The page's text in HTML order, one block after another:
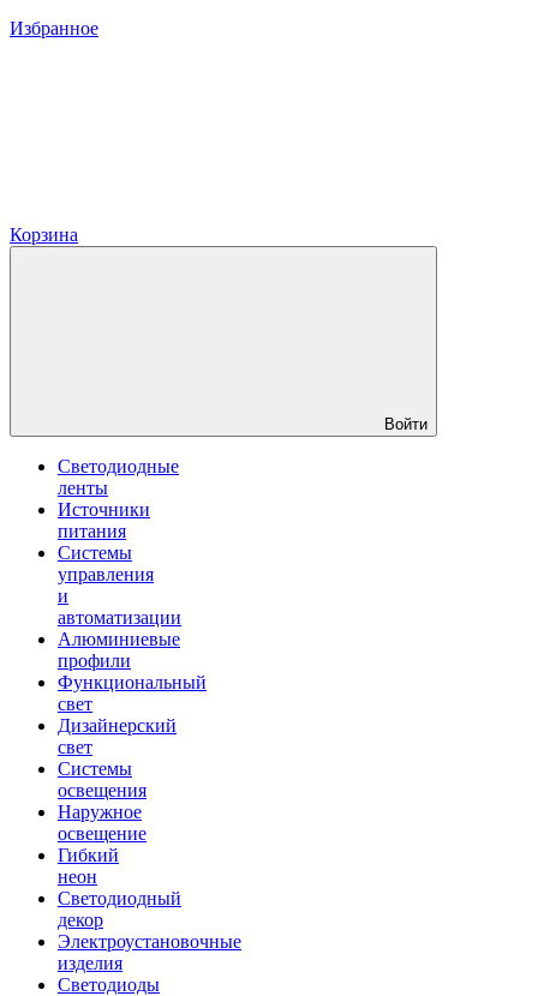
Избранное
Корзина
Войти
Светодиодные
ленты
Источники
питания
Системы
управления
и
автоматизации
Алюминиевые
профили
Функциональный
свет
Дизайнерский
свет
Системы
освещения
Наружное
освещение
Гибкий
неон
Светодиодный
декор
Электроустановочные
изделия
Светодиоды